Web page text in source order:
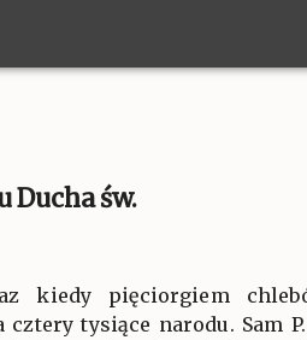
Ducha św.
kiedy pięciorgiem
tysiące narodu. Sam